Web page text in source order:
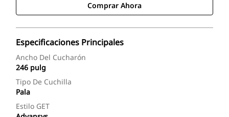
Comprar Ahora
Especificaciones Principales
Ancho Del Cucharón
246 pulg
Tipo De Cuchilla
Pala
Estilo GET